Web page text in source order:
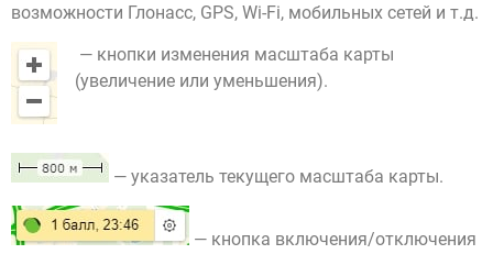
возможности Глонасс, GPS, Wi-Fi, мобильных сетей и т.д.
— кнопки изменения масштаба карты
(увеличение или уменьшения).
— указатель текущего масштаба карты.
— кнопка включения/отключения